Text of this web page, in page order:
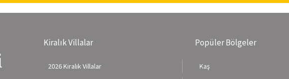
Kiralık Villalar
2026 Kiralık Villalar
Popüler Bölgeler
Kaş